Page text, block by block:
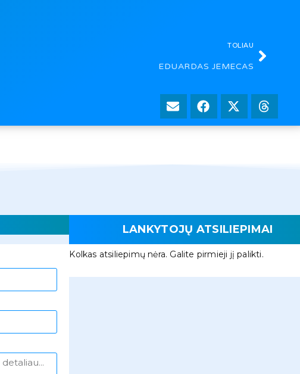
TOLIAU
EDUARDAS JEMECAS
LANKYTOJŲ ATSILIEPIMAI
Kolkas atsiliepimų nėra. Galite pirmieji jį palikti.